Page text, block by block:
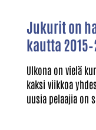
Jukurit on
kautta
Ulkona on vielä
kaksi viikkoa
uusia pelaajia on